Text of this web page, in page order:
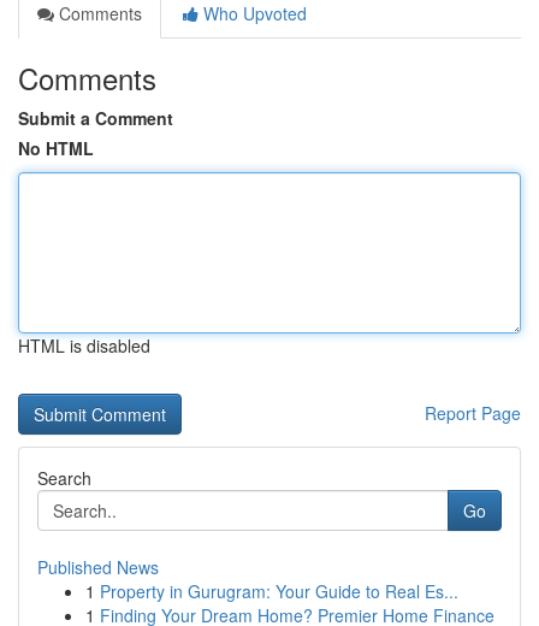
Comments
Who Upvoted
Comments
Submit a Comment
No HTML
HTML is disabled
Report Page
Search
Go
Published News
1 Property in Gurugram: Your Guide to Real Es...
1 Finding Your Dream Home? Premier Home Finance